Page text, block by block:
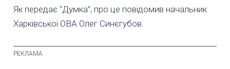
Як передає "Думка”, про це повідомив начальник
Харківської ОВА Олег Синєгубов.